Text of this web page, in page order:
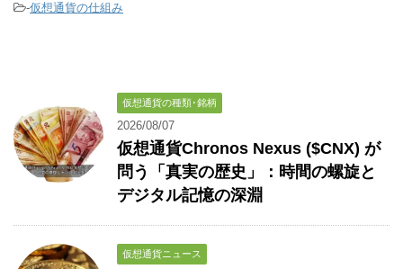
-仮想通貨の仕組み
仮想通貨の種類･銘柄
2026/08/07
仮想通貨Chronos Nexus ($CNX) が
問う「真実の歴史」：時間の螺旋と
デジタル記憶の深淵
仮想通貨ニュース